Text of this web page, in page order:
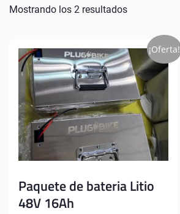
Mostrando los 2 resultados
¡Oferta!
Paquete de bateria Litio
48V 16Ah